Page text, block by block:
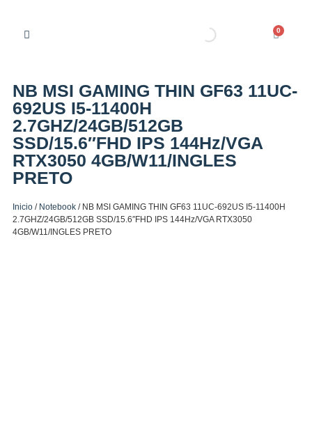
0
NB MSI GAMING THIN GF63 11UC-
692US I5-11400H
2.7GHZ/24GB/512GB
SSD/15.6″FHD IPS 144Hz/VGA
RTX3050 4GB/W11/INGLES
PRETO
Inicio / Notebook / NB MSI GAMING THIN GF63 11UC-692US I5-11400H
2.7GHZ/24GB/512GB SSD/15.6″FHD IPS 144Hz/VGA RTX3050
4GB/W11/INGLES PRETO